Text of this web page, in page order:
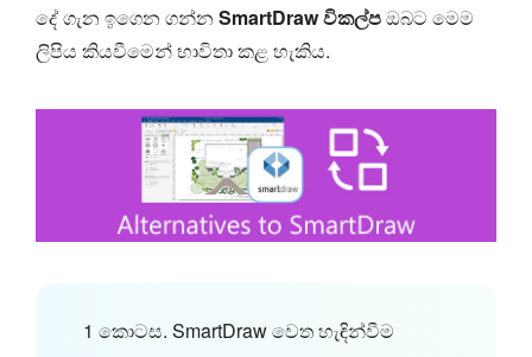
දේ ගැන ඉගෙන ගන්න SmartDraw විකල්පඔබට මෙම
ලිපිය කියවීමෙන් භාවිතා කළ හැකිය.
1 කොටස. SmartDraw වෙත හැඳින්වීම